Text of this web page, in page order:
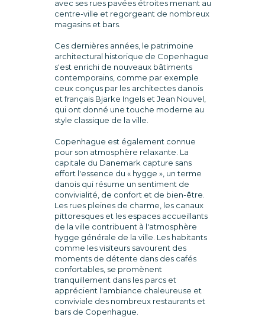
avec ses rues pavées étroites menant au
centre-ville et regorgeant de nombreux
magasins et bars.
Ces dernières années, le patrimoine
architectural historique de Copenhague
s'est enrichi de nouveaux bâtiments
contemporains, comme par exemple
ceux conçus par les architectes danois
et français Bjarke Ingels et Jean Nouvel,
qui ont donné une touche moderne au
style classique de la ville.
Copenhague est également connue
pour son atmosphère relaxante. La
capitale du Danemark capture sans
effort l'essence du « hygge », un terme
danois qui résume un sentiment de
convivialité, de confort et de bien-être.
Les rues pleines de charme, les canaux
pittoresques et les espaces accueillants
de la ville contribuent à l'atmosphère
hygge générale de la ville. Les habitants
comme les visiteurs savourent des
moments de détente dans des cafés
confortables, se promènent
tranquillement dans les parcs et
apprécient l'ambiance chaleureuse et
conviviale des nombreux restaurants et
bars de Copenhague.